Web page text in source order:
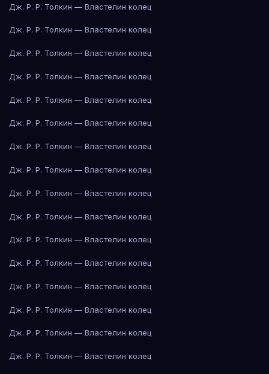
Дж. Р. Р. Толкин — Властелин колец
Дж. Р. Р. Толкин — Властелин колец
Дж. Р. Р. Толкин — Властелин колец
Дж. Р. Р. Толкин — Властелин колец
Дж. Р. Р. Толкин — Властелин колец
Дж. Р. Р. Толкин — Властелин колец
Дж. Р. Р. Толкин — Властелин колец
Дж. Р. Р. Толкин — Властелин колец
Дж. Р. Р. Толкин — Властелин колец
Дж. Р. Р. Толкин — Властелин колец
Дж. Р. Р. Толкин — Властелин колец
Дж. Р. Р. Толкин — Властелин колец
Дж. Р. Р. Толкин — Властелин колец
Дж. Р. Р. Толкин — Властелин колец
Дж. Р. Р. Толкин — Властелин колец
Дж. Р. Р. Толкин — Властелин колец